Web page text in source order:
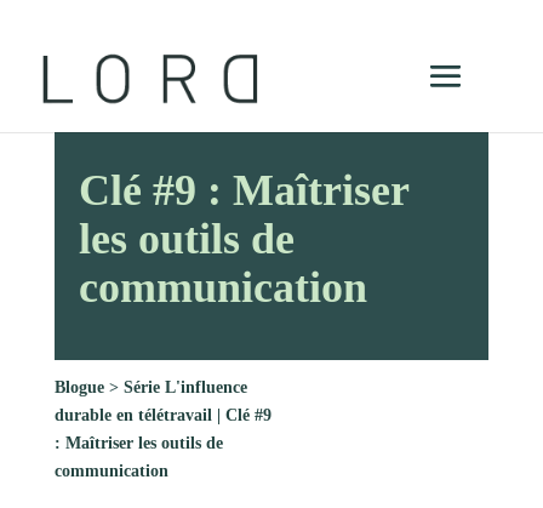
Clé #9 : Maîtriser
les outils de
communication
Blogue> Série L'influence
durable en télétravail | Clé #9
: Maîtriser les outils de
communication